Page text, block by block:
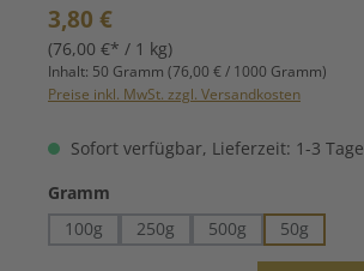
Regulärer Preis:
3,80 €
(76,00 €* / 1 kg)
Inhalt: 50 Gramm (76,00 € / 1000 Gramm)
Preise inkl. MwSt. zzgl. Versandkosten
Sofort verfügbar, Lieferzeit: 1-3 Tage
Gramm
100g
250g 500g 50g